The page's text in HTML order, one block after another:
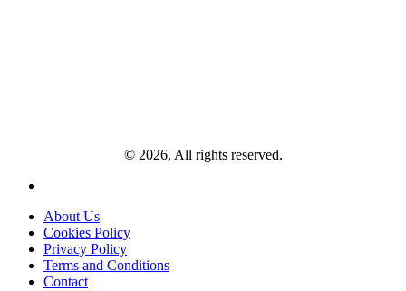
© 2026, All rights reserved.
About Us
Cookies Policy
Privacy Policy
Terms and Conditions
Contact